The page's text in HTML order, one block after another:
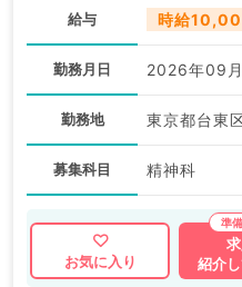
給与 時給
勤務月日 2026年09月
勤務地 東京都台東
募集科目 精神科
お気に入り
紹介